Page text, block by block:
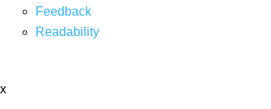
Feedback
Readability
x